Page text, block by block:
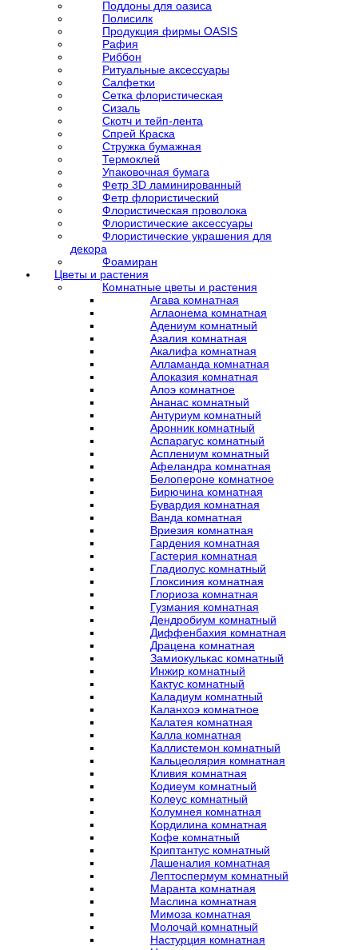
Поддоны для оазиса
Полисилк
Продукция фирмы OASIS
Рафия
Риббон
Ритуальные аксессуары
Салфетки
Сетка флористическая
Сизаль
Скотч и тейп-лента
Спрей Краска
Стружка бумажная
Термоклей
Упаковочная бумага
Фетр 3D ламинированный
Фетр флористический
Флористическая проволока
Флористические аксессуары
Флористические украшения для
декора
Фоамиран
Цветы и растения
Комнатные цветы и растения
Агава комнатная
Аглаонема комнатная
Адениум комнатный
Азалия комнатная
Акалифа комнатная
Алламанда комнатная
Алоказия комнатная
Алоэ комнатное
Ананас комнатный
Антуриум комнатный
Аронник комнатный
Аспарагус комнатный
Асплениум комнатный
Афеландра комнатная
Белопероне комнатное
Бирючина комнатная
Бувардия комнатная
Ванда комнатная
Вриезия комнатная
Гардения комнатная
Гастерия комнатная
Гладиолус комнатный
Глоксиния комнатная
Глориоза комнатная
Гузмания комнатная
Дендробиум комнатный
Диффенбахия комнатная
Драцена комнатная
Замиокулькас комнатный
Инжир комнатный
Кактус комнатный
Каладиум комнатный
Каланхоэ комнатное
Калатея комнатная
Калла комнатная
Каллистемон комнатный
Кальцеолярия комнатная
Кливия комнатная
Кодиеум комнатный
Колеус комнатный
Колумнея комнатная
Кордилина комнатная
Кофе комнатный
Криптантус комнатный
Лашеналия комнатная
Лептоспермум комнатный
Маранта комнатная
Маслина комнатная
Мимоза комнатная
Молочай комнатный
Настурция комнатная